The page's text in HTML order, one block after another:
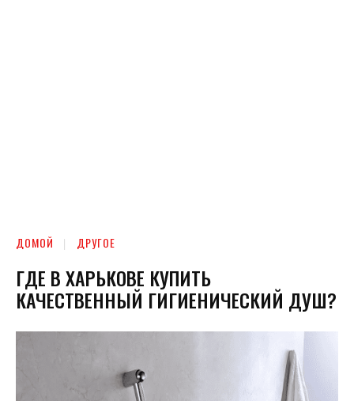
ДОМОЙ ДРУГОЕ
ГДЕ В ХАРЬКОВЕ КУПИТЬ
КАЧЕСТВЕННЫЙ ГИГИЕНИЧЕСКИЙ ДУШ?